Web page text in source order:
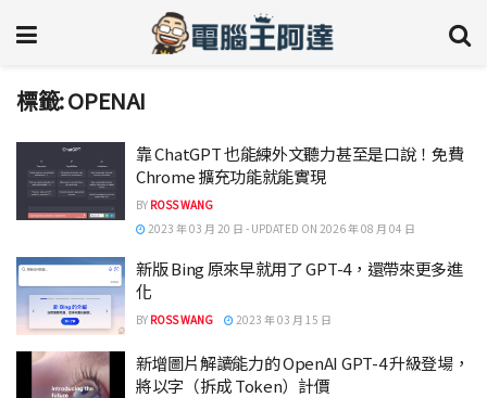
標籤:OPENAI
靠 ChatGPT 也能練外文聽力甚至是口說！免費
Chrome 擴充功能就能實現
BY ROSS WANG
2023 年 03 月 20 日 - UPDATED ON 2026 年 08 月 04 日
新版 Bing 原來早就用了 GPT-4，還帶來更多進
化
BY ROSS WANG 2023 年 03 月 15 日
新增圖片解讀能力的 OpenAI GPT-4 升級登場，
將以字（拆成 Token）計價